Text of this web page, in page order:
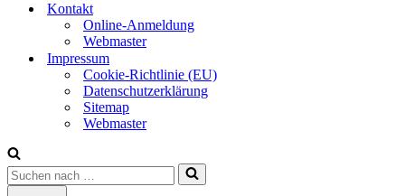
Kontakt
Online-Anmeldung
Webmaster
Impressum
Cookie-Richtlinie (EU)
Datenschutzerklärung
Sitemap
Webmaster
Suchen
nach …